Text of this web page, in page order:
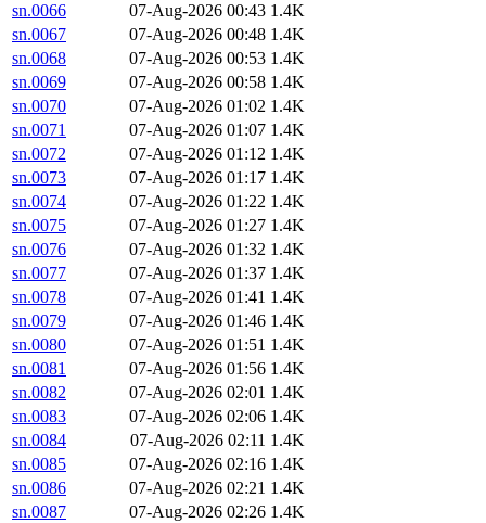
sn.0066
07-Aug-2026 00:43 1.4K
sn.0067
07-Aug-2026 00:48 1.4K
sn.0068
07-Aug-2026 00:53 1.4K
sn.0069
07-Aug-2026 00:58 1.4K
sn.0070
07-Aug-2026 01:02 1.4K
sn.0071
07-Aug-2026 01:07 1.4K
sn.0072
07-Aug-2026 01:12 1.4K
sn.0073
07-Aug-2026 01:17 1.4K
sn.0074
07-Aug-2026 01:22 1.4K
sn.0075
07-Aug-2026 01:27 1.4K
sn.0076
07-Aug-2026 01:32 1.4K
sn.0077
07-Aug-2026 01:37 1.4K
sn.0078
07-Aug-2026 01:41 1.4K
sn.0079
07-Aug-2026 01:46 1.4K
sn.0080
07-Aug-2026 01:51 1.4K
sn.0081
07-Aug-2026 01:56 1.4K
sn.0082
07-Aug-2026 02:01 1.4K
sn.0083
07-Aug-2026 02:06 1.4K
sn.0084
07-Aug-2026 02:11 1.4K
sn.0085
07-Aug-2026 02:16 1.4K
sn.0086
07-Aug-2026 02:21 1.4K
sn.0087
07-Aug-2026 02:26 1.4K